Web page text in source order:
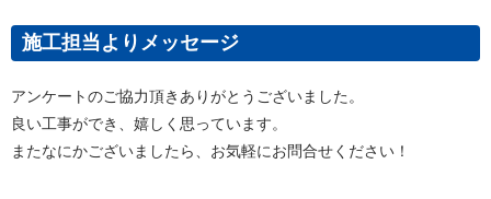
施工担当よりメッセージ
アンケートのご協力頂きありがとうございました。
良い工事ができ、嬉しく思っています。
またなにかございましたら、お気軽にお問合せください！